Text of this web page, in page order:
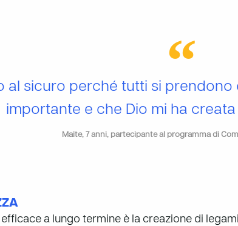
al sicuro perché tutti si
importante e che Dio mi ha
Maite, 7 anni, partecipante al programma di
efficace a lungo termine è la creazione di